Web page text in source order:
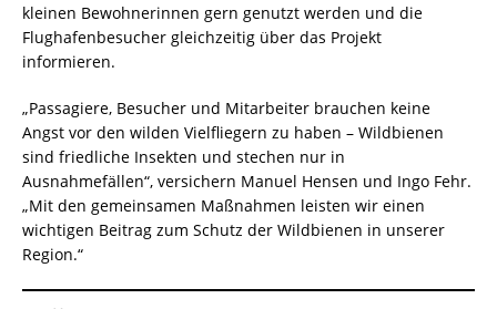
kleinen Bewohnerinnen gern genutzt werden und die
Flughafenbesucher gleichzeitig über das Projekt
informieren.
„Passagiere, Besucher und Mitarbeiter brauchen keine
Angst vor den wilden Vielfliegern zu haben – Wildbienen
sind friedliche Insekten und stechen nur in
Ausnahmefällen“, versichern Manuel Hensen und Ingo Fehr.
„Mit den gemeinsamen Maßnahmen leisten wir einen
wichtigen Beitrag zum Schutz der Wildbienen in unserer
Region.“